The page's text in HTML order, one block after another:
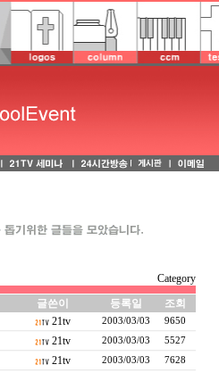
Category
글쓴이 등록일 조회
21tv 2003/03/03
9650
21tv 2003/03/03
5527
21tv 2003/03/03 7628